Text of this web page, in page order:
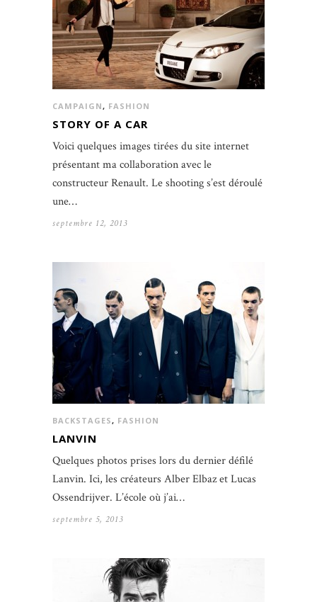
CAMPAIGN, FASHION
STORY OF A CAR
Voici quelques images tirées du site internet
présentant ma collaboration avec le
constructeur Renault. Le shooting s’est déroulé
une…
septembre 12, 2013
BACKSTAGES, FASHION
LANVIN
Quelques photos prises lors du dernier défilé
Lanvin. Ici, les créateurs Alber Elbaz et Lucas
Ossendrijver. L’école où j’ai…
septembre 5, 2013